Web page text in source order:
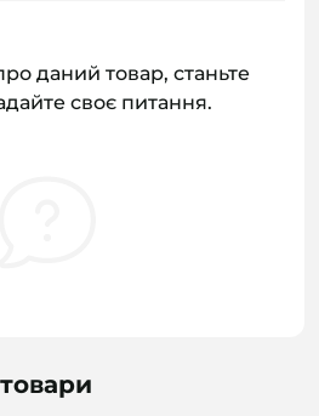
даний товар, станьте
своє питання.